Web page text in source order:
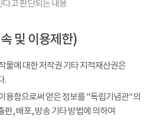
다고 판단되는 내용
및 이용제한)
물에 대한 저작권 기타 지적재산권은
.
용함으로써 얻은 정보를 "독립기념관"의
판, 배포, 방송 기타 방법에 의하여